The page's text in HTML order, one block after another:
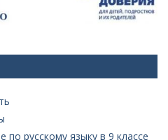
по русскому языку в 9 классе